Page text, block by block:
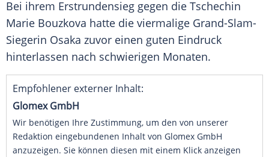
Bei ihrem Erstrundensieg gegen die Tschechin
Marie Bouzkova hatte die viermalige Grand-Slam-
Siegerin Osaka zuvor einen guten Eindruck
hinterlassen nach schwierigen Monaten.
Empfohlener externer Inhalt:
Glomex GmbH
Wir benötigen Ihre Zustimmung, um den von unserer
Redaktion eingebundenen Inhalt von Glomex GmbH
anzuzeigen. Sie können diesen mit einem Klick anzeigen